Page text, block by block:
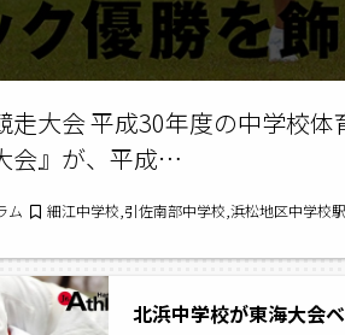
走大会 平成30年度の中学校
会』が、平成…
ム 細江中学校,引佐南部中学校,浜松地区中学校
北浜中学校が東海大会ベ